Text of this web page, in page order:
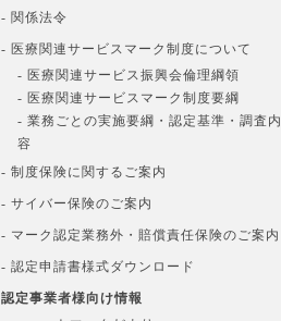
- 関係法令
- 医療関連サービスマーク制度について
- 医療関連サービス振興会倫理綱領
- 医療関連サービスマーク制度要綱
- 業務ごとの実施要綱・認定基準・調査内
容
- 制度保険に関するご案内
- サイバー保険のご案内
- マーク認定業務外・賠償責任保険のご案内
- 認定申請書様式ダウンロード
認定事業者様向け情報